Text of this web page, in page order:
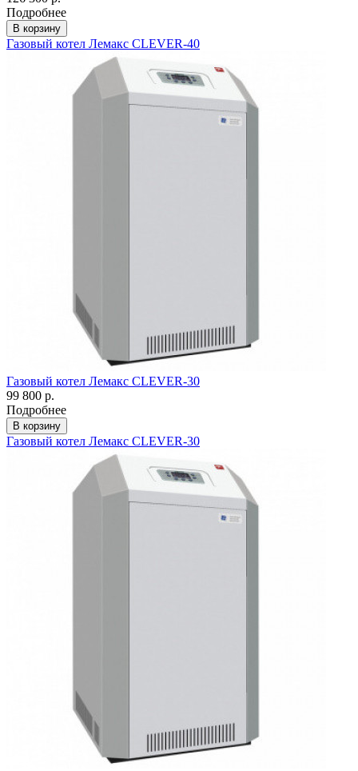
Подробнее
В корзину
Газовый котел Лемакс CLEVER-40
Газовый котел Лемакс CLEVER-30
99 800 р.
Подробнее
В корзину
Газовый котел Лемакс CLEVER-30